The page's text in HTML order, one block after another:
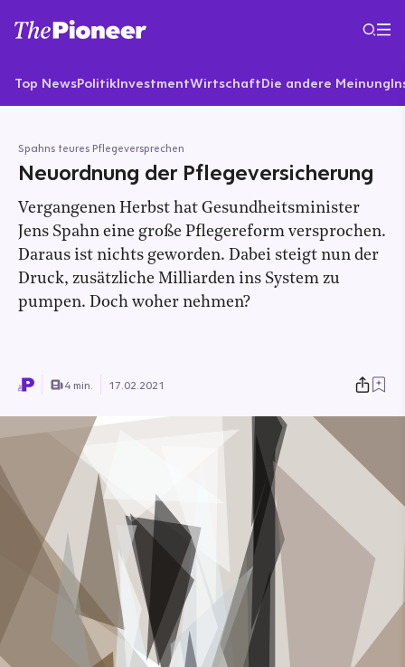
Top NewsPolitikInvestmentWirtschaftDie andere Meinung
Spahns teures Pflegeversprechen
Neuordnung der Pflegeversicherung
Vergangenen Herbst hat Gesundheitsminister
Jens Spahn eine große Pflegereform versprochen.
Daraus ist nichts geworden. Dabei steigt nun der
Druck, zusätzliche Milliarden ins System zu
pumpen. Doch woher nehmen?
4 min. 17.02.2021